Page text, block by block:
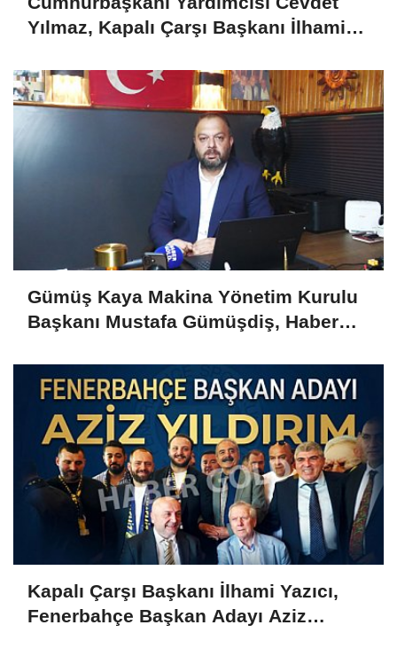
Yılmaz, Kapalı Çarşı Başkanı İlhami
Gümüş Kaya Makina Yönetim Kurulu
Başkanı Mustafa Gümüşdiş, Haber
Kapalı Çarşı Başkanı İlhami Yazıcı,
Fenerbahçe Başkan Adayı Aziz